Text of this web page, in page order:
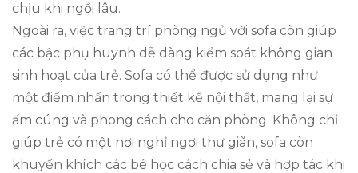
chịu khi ngồi lâu.
Ngoài ra, việc trang trí phòng ngủ với sofa còn giúp
các bậc phụ huynh dễ dàng kiểm soát không gian
sinh hoạt của trẻ. Sofa có thể được sử dụng như
một điểm nhấn trong thiết kế nội thất, mang lại sự
ấm cúng và phong cách cho căn phòng. Không chỉ
giúp trẻ có một nơi nghỉ ngơi thư giãn, sofa còn
khuyến khích các bé học cách chia sẻ và hợp tác khi